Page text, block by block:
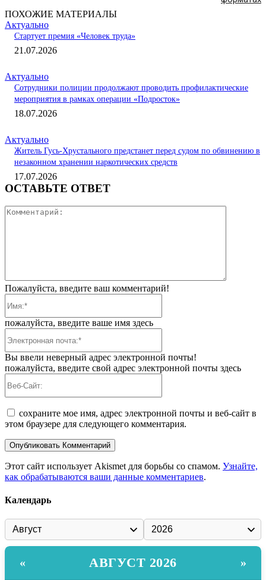
ПОХОЖИЕ МАТЕРИАЛЫ
Актуально
Стартует премия «Человек труда»
21.07.2026
Актуально
Сотрудники полиции продолжают проводить профилактические
мероприятия в рамках операции «Подросток»
18.07.2026
Актуально
Житель Гусь-Хрустального предстанет перед судом по обвинению в
незаконном хранении наркотических средств
17.07.2026
ОСТАВЬТЕ ОТВЕТ
Пожалуйста, введите ваш комментарий!
пожалуйста, введите ваше имя здесь
Вы ввели неверный адрес электронной почты!
пожалуйста, введите свой адрес электронной почты здесь
сохраните мое имя, адрес электронной почты и веб-сайт в
этом браузере для следующего комментария.
Этот сайт использует Akismet для борьбы со спамом. Узнайте,
как обрабатываются ваши данные комментариев.
Календарь
« АВГУСТ 2026 »